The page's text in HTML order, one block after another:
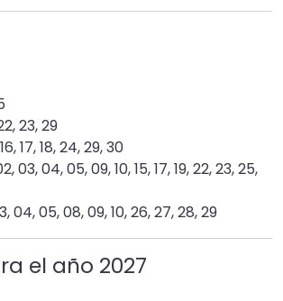
23, 29
17, 18, 24, 29, 30
03, 04, 05, 09, 10, 15, 17, 19, 22, 23, 25,
04, 05, 08, 09, 10, 26, 27, 28, 29
el año 2027